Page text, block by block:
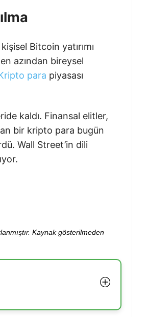
Bitcoin yatırımı
azından bireysel
para piyasası
kaldı. Finansal elitler,
bir kripto para bugün
Wall Street’in dili
Kaynak gösterilmeden